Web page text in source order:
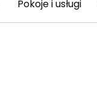
Pokoje i usługi